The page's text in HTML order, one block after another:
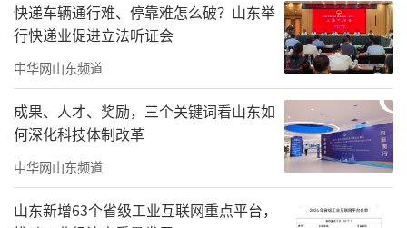
在育人的同时，父子二人还兼顾着著书立
说，1984年，在卢嘉锡和陈可冀等领导和专家
快递车辆通行难、停靠难怎么破？山东举
行快递业促进立法听证会
中华网山东频道
成果、人才、奖励，三个关键词看山东如
何深化科技体制改革
中华网山东频道
山东新增63个省级工业互联网重点平台，